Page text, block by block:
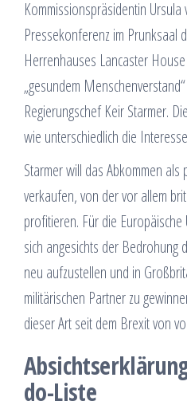
Kommissionspräsidentin
Pressekonferenz im Prunksaal
Herrenhauses Lancaster
„gesundem
Regierungschef Keir Starmer.
wie unterschiedlich die
Starmer will das Abkommen als
verkaufen, von der vor allem
profitieren. Für die
sich angesichts der Bedrohung
neu aufzustellen und in
militärischen Partner zu
dieser Art seit dem Brexit von
do-Liste